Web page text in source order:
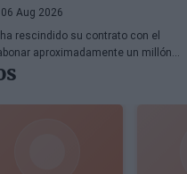
06 Aug 2026
rescindido su contrato con el
aproximadamente un millón
comprometido con el Dubái para la
27. El alero georgiano completó una
en la que disputó 78